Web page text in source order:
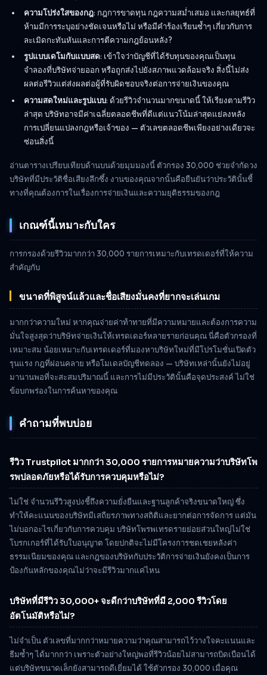
ความโปร่งใสของกฎ: กฎการขาดทุน กฎความสม่ำเสมอ และกลยุทธ์ที่
ห้ามมีการระบุอย่างชัดเจนหรือไม่ หรือมีคำร้องเรียนซ้ำๆ เกี่ยวกับการ
ละเมิดกะทันหันและการตีความกฎย้อนหลัง?
รูปแบบเดโมกับแบบสด: เข้าใจว่าบัญชีที่ได้รับทุนของคุณเป็นทุน
จำลองที่บริษัทจ่ายออก หรือถูกส่งไปยังสภาพแวดล้อมจริง สิ่งนี้ไม่ส่ง
ผลต่อรีวิวแต่ส่งผลต่อผู้ที่รับผิดชอบจริงต่อการจ่ายเงินของคุณ
ความสดใหม่และรูปแบบ: ด้วยรีวิวจำนวนมากขนาดนี้ ให้เรียงตามรีวิว
ล่าสุด บริษัทอาจมีค่าเฉลี่ยตลอดชีพที่ดีแต่แนวโน้มล่าสุดแย่ลงหลัง
การเปลี่ยนแปลงกฎหรือเจ้าของ — ตัวเลขตลอดชีพเพียงอย่างเดียวจะ
ซ่อนสิ่งนี้
อ่านตารางเปรียบเทียบด้านบนด้วยมุมมองนี้ ตัวกรอง 30,000 ช่วยจำกัดวง
บริษัทที่มีประวัติชื่อเสียงลึกซึ้ง งานของคุณจากนั้นคือยืนยันว่าประวัตินั้นชี้
ทางที่คุณต้องการในเรื่องการจ่ายเงินและความยุติธรรมของกฎ
เกณฑ์นี้เหมาะกับใคร
การกรองด้วยรีวิวมากกว่า 30,000 รายการเหมาะกับเทรดเดอร์ที่ให้ความ
สำคัญกับ
ขนาดที่พิสูจน์แล้วและชื่อเสียงมั่นคงที่ยากจะเล่นเกม
มากกว่าความใหม่ หากคุณจ่ายค่าท้าทายที่มีความหมายและต้องการความ
มั่นใจสูงสุดว่าบริษัทจ่ายเงินให้เทรดเดอร์หลายรายก่อนคุณ นี่คือตัวกรองที่
เหมาะสม น้อยเหมาะกับเทรดเดอร์ที่มองหาบริษัทใหม่ที่มีโปรโมชั่นเปิดตัว
รุนแรง กฎที่ผ่อนคลาย หรือโมเดลบัญชีทดลอง — บริษัทเหล่านั้นยังไม่อยู่
มานานพอที่จะสะสมปริมาณนี้ และการไม่มีประวัตินั้นคือจุดประสงค์ ไม่ใช่
ข้อบกพร่องในการค้นหาของคุณ
คำถามที่พบบ่อย
รีวิว Trustpilot มากกว่า 30,000 รายการหมายความว่าบริษัทโพ
รพปลอดภัยหรือได้รับการควบคุมหรือไม่?
ไม่ใช่ จำนวนรีวิวสูงบ่งชี้ถึงความยั่งยืนและฐานลูกค้าจริงขนาดใหญ่ ซึ่ง
ทำให้คะแนนของบริษัทมีเสถียรภาพทางสถิติและยากต่อการจัดการ แต่มัน
ไม่บอกอะไรเกี่ยวกับการควบคุม บริษัทโพรพเทรดรายย่อยส่วนใหญ่ไม่ใช่
โบรกเกอร์ที่ได้รับใบอนุญาต โดยปกติจะไม่มีโครงการชดเชยหลังค่า
ธรรมเนียมของคุณ และกฎของบริษัทกับประวัติการจ่ายเงินยังคงเป็นการ
ป้องกันหลักของคุณไม่ว่าจะมีรีวิวมากแค่ไหน
บริษัทที่มีรีวิว 30,000+ จะดีกว่าบริษัทที่มี 2,000 รีวิวโดย
อัตโนมัติหรือไม่?
ไม่จำเป็น ตัวเลขที่มากกว่าหมายความว่าคุณสามารถไว้วางใจคะแนนและ
ธีมซ้ำๆ ได้มากกว่า เพราะตัวอย่างใหญ่พอที่รีวิวน้อยไม่สามารถบิดเบือนได้
แต่บริษัทขนาดเล็กยังสามารถดีเยี่ยมได้ ใช้ตัวกรอง 30,000 เมื่อคุณ